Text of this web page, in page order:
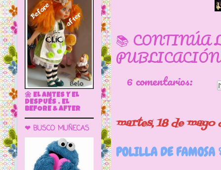
📚 CONTINÚA
6 comentarios:
martes, 18 de mayo
POLILLA DE FAMOSA
🌼 EL ANTES Y EL
DESPUÉS . EL
BEFORE & AFTER
❤ BUSCO MUÑECAS